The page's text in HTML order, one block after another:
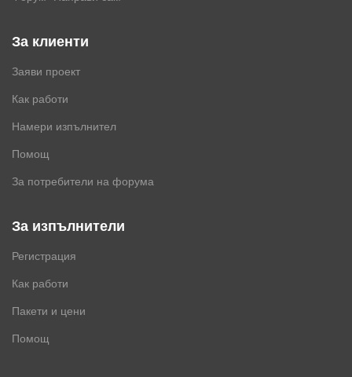
За клиенти
Заяви проект
Как работи
Намери изпълнител
Помощ
За потребители на форума
За изпълнители
Регистрация
Как работи
Пакети и цени
Помощ